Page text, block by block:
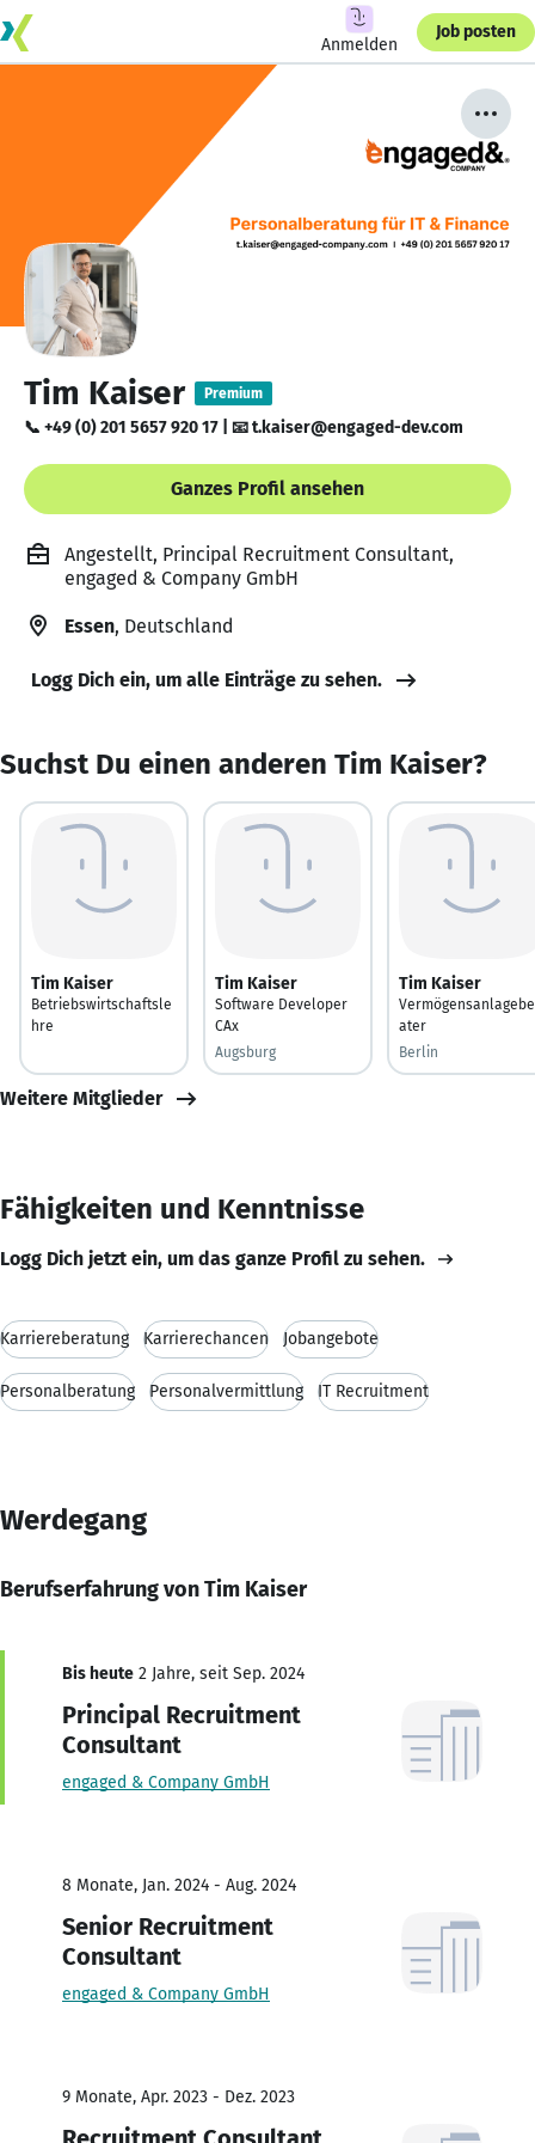
Anmelden
Job posten
Tim Kaiser Premium
📞 +49 (0) 201 5657 920 17 | 📧 t.kaiser@engaged-dev.com
Ganzes Profil ansehen
Angestellt, Principal Recruitment Consultant,
engaged & Company GmbH
Essen, Deutschland
Logg Dich ein, um alle Einträge zu sehen.
Suchst Du einen anderen Tim Kaiser?
Tim Kaiser
Betriebswirtschaftsle
hre
Tim Kaiser
Software Developer
CAx
Augsburg
Tim Kaiser
ater
Berlin
Weitere Mitglieder
Fähigkeiten und Kenntnisse
Logg Dich jetzt ein, um das ganze Profil zu sehen.
Karriereberatung Karrierechancen Jobangebote
Personalberatung Personalvermittlung IT Recruitment
Werdegang
Berufserfahrung von Tim Kaiser
Bis heute 2 Jahre, seit Sep. 2024
Principal Recruitment
Consultant
engaged & Company GmbH
8 Monate, Jan. 2024 - Aug. 2024
Senior Recruitment
Consultant
engaged & Company GmbH
9 Monate, Apr. 2023 - Dez. 2023